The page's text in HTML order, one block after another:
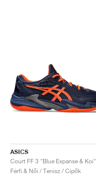
ASICS
Court FF 3 "Blue Expanse & Koi"
Férfi & Női / Tenisz / Cipők